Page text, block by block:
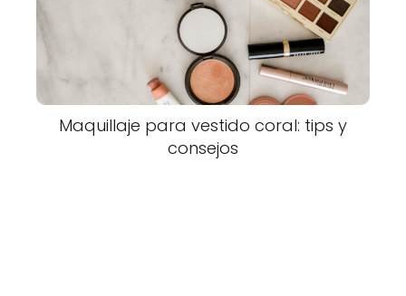
Maquillaje para vestido coral: tips y
consejos